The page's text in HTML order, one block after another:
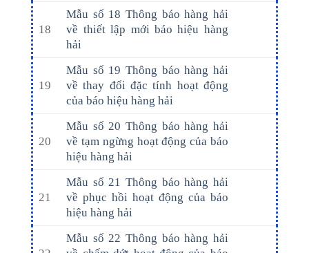
18
Mẫu số 18 Thông báo hàng hải
về thiết lập mới báo hiệu hàng
hải
19
Mẫu số 19 Thông báo hàng hải
về thay đổi đặc tính hoạt động
của báo hiệu hàng hải
20
Mẫu số 20 Thông báo hàng hải
về tạm ngừng hoạt động của báo
hiệu hàng hải
21
Mẫu số 21 Thông báo hàng hải
về phục hồi hoạt động của báo
hiệu hàng hải
Mẫu số 22 Thông báo hàng hải